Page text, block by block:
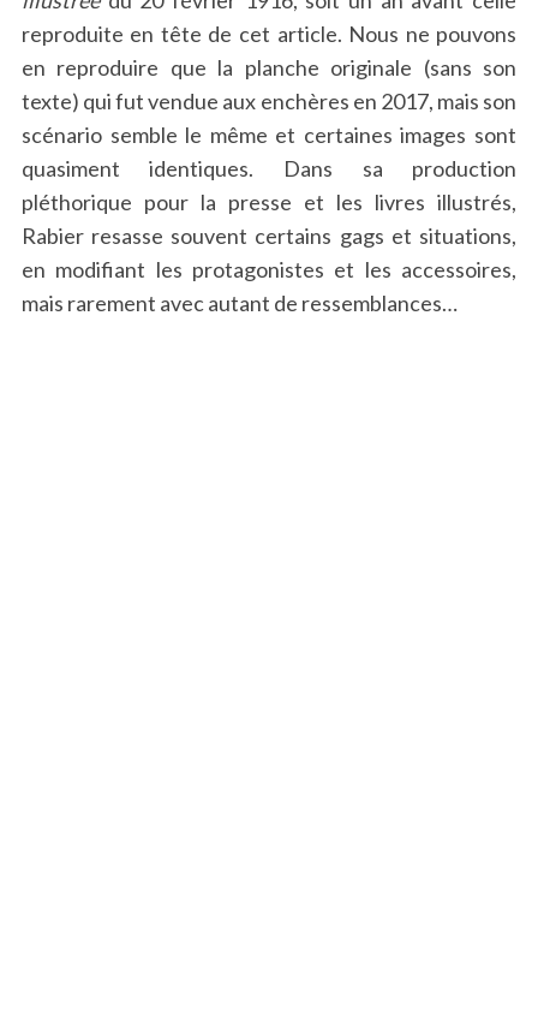
reproduite en tête de cet article. Nous ne pouvons
en reproduire que la planche originale (sans son
texte) qui fut vendue aux enchères en 2017, mais son
scénario semble le même et certaines images sont
quasiment identiques. Dans sa production
pléthorique pour la presse et les livres illustrés,
Rabier resasse souvent certains gags et situations,
en modifiant les protagonistes et les accessoires,
mais rarement avec autant de ressemblances…